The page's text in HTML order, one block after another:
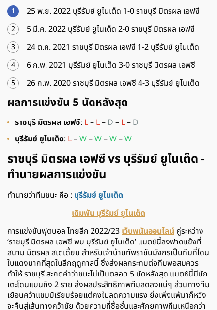
25 พ.ย. 2022 บุรีรัมย์ ยูไนเต็ด 1-0 ราชบุรี มิตรผล เอฟซี
5 มี.ค. 2022 บุรีรัมย์ ยูไนเต็ด 2-0 ราชบุรี มิตรผล เอฟซี
24 ต.ค. 2021 ราชบุรี มิตรผล เอฟซี 1-2 บุรีรัมย์ ยูไนเต็ด
6 ก.พ. 2021 บุรีรัมย์ ยูไนเต็ด 3-0 ราชบุรี มิตรผล เอฟซี
26 ก.พ. 2020 ราชบุรี มิตรผล เอฟซี 4-3 บุรีรัมย์ ยูไนเต็ด
ผลการแข่งขัน 5 นัดหลังสุด
ราชบุรี มิตรผล เอฟซี: L– L– D – L– D
บุรีรัมย์ ยูไนเต็ด: L–W–W–W–W
ราชบุรี มิตรผล เอฟซี vs บุรีรัมย์ ยูไนเต็ด -
ทำนายผลการแข่งขัน
ทำนายว่าทีมชนะ คือ : บุรีรัมย์ ยูไนเต็ด
เดิมพัน บุรีรัมย์ ยูไนเต็ด
การแข่งขันฟุตบอล ไทยลีก 2022/23เว็บพนันออนไลน์ คู่ระหว่าง
‘ราชบุรี มิตรผล เอฟซี พบ บุรีรัมย์ ยูไนเต็ด’ แมตช์นี้ลงฟาดแข้งที่
สนาม มิตรผล สเตเดี้ยม สำหรับเจ้าบ้านทัพราชันมังกรเป็นทีมที่โดน
ใบแดงมากที่สุดในลีกฤดูกาลนี้ ซึ่งส่งผลกระทบต่อทีมพอสมควร
ทำให้ ราชบุรี สะกดคำว่าชนะไม่เป็นตลอด 5 นัดหลังสุด แมตช์นี้มีนัก
เตะโดนแบนถึง 2 ราย ส่งผลประสิทธิภาพทีมลดลงแน่ๆ ส่วนทางทีม
เยือนคว้าแชมป์เรียบร้อยแต่คงไม่ลดความแรง ยิ่งเพิ่งแพ้มาก็หวัง
จะคืนสู่เส้นทางคว้าชัย ด้วยความที่ชื่อชั้นและศักยภาพทีมเหนือกว่า